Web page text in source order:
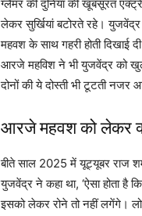
ग्लैमर की दुनिया की खूबसूरत
लेकर सुर्खियां बटोरते रहे।
महवश के साथ गहरी होती
आरजे महविश ने भी युजवेंद्र को
दोनों की ये दोस्ती भी टूटती नजर
आरजे महवश को लेकर
बीते साल 2025 में यूट्यूबर राज
युजवेंद्र ने कहा था, ‘ऐसा होता है
इसको लेकर रोने तो नहीं लगेंगे।